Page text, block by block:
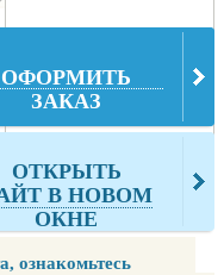
ОФОРМИТЬ
ЗАКАЗ
ОТКРЫТЬ
В НОВОМ
ОКНЕ
ознакомьтесь